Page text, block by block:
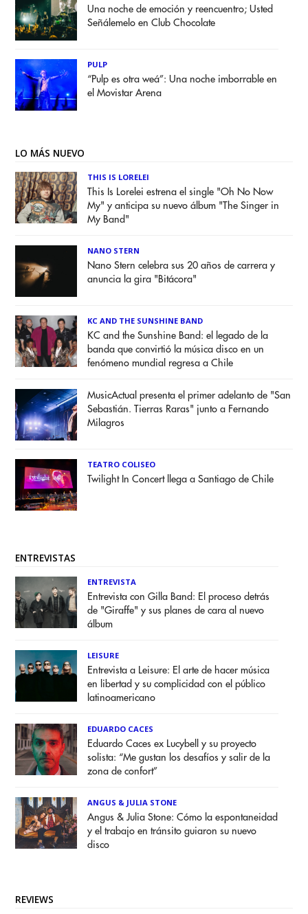
Una noche de emoción y reencuentro; Usted
Señálemelo en Club Chocolate
PULP
“Pulp es otra weá”: Una noche imborrable en
el Movistar Arena
LO MÁS NUEVO
THIS IS LORELEI
This Is Lorelei estrena el single "Oh No Now
My" y anticipa su nuevo álbum "The Singer in
My Band"
NANO STERN
Nano Stern celebra sus 20 años de carrera y
anuncia la gira "Bitácora"
KC AND THE SUNSHINE BAND
KC and the Sunshine Band: el legado de la
banda que convirtió la música disco en un
fenómeno mundial regresa a Chile
MusicActual presenta el primer adelanto de "San
Sebastián. Tierras Raras" junto a Fernando
Milagros
TEATRO COLISEO
Twilight In Concert llega a Santiago de Chile
ENTREVISTAS
ENTREVISTA
Entrevista con Gilla Band: El proceso detrás
de "Giraffe" y sus planes de cara al nuevo
álbum
LEISURE
Entrevista a Leisure: El arte de hacer música
en libertad y su complicidad con el público
latinoamericano
EDUARDO CACES
Eduardo Caces ex Lucybell y su proyecto
solista: “Me gustan los desafíos y salir de la
zona de confort”
ANGUS & JULIA STONE
Angus & Julia Stone: Cómo la espontaneidad
y el trabajo en tránsito guiaron su nuevo
disco
REVIEWS